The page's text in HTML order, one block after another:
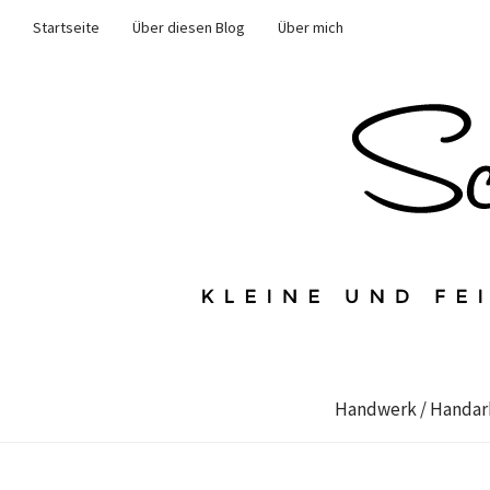
Startseite Über diesen Blog Über mich
Handwerk /